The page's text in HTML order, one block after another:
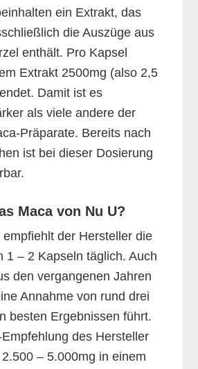
ein Extrakt, das
die Auszüge aus
enthält. Pro Kapsel
Extrakt 2500mg (also 2,5
Damit ist es
als viele andere der
Präparate. Bereits nach
ist bei dieser Dosierung
Maca von Nu U?
der Hersteller die
1 – 2 Kapseln täglich. Auch
den vergangenen Jahren
Annahme von rund drei
besten Ergebnissen führt.
des Hersteller
2.500 – 5.000mg in einem